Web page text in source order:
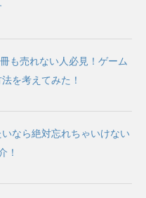
も売れない人必見！ゲーム
を考えてみた！
なら絶対忘れちゃいけない
！